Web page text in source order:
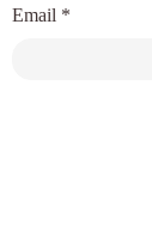
Email *